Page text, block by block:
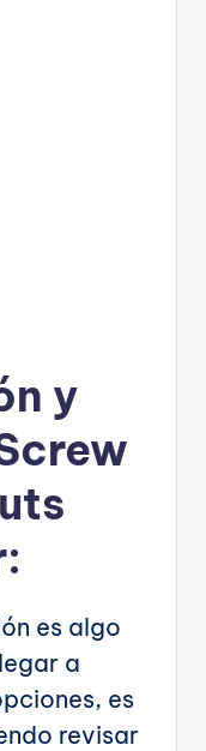
y
es algo
a
es
revisar